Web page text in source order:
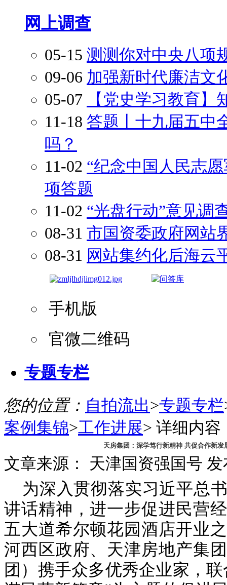
网上调查
05-15 测测你对中央八项
09-06 加强新时代廉洁文
05-07
【党史学习教育】
11-18 答题丨十九届五中
吗？
11-02 “纪念中国人民志
项答题
11-02 “光盘行动”意见调
08-31 市国资委政府网站
08-31 网站集约化后海云
手机版
官微二维码
专题专栏
您的位置： 自拍流出>专题专栏
案例集锦>工作进展> 详细内容
天房集团：深学笃行新精神 共促合作新
文章来源： 天津国资强国号 发
为深入贯彻落实习近平总
讲话精神，进一步促进民营
五大道希尔顿花园酒店开业
河西区政府、天津房地产集
团）携手众多优秀企业家，